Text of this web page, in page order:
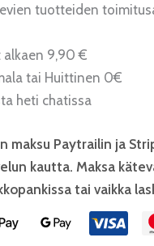
tuotteiden
9,90 €
tai Huittinen 0€
heti chatissa
maksu Paytrailin ja
kautta. Maksa
tai vaikka